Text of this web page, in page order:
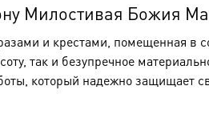
Милостивая Божия
и крестами, помещенная в
так и безупречное
который надежно защищает